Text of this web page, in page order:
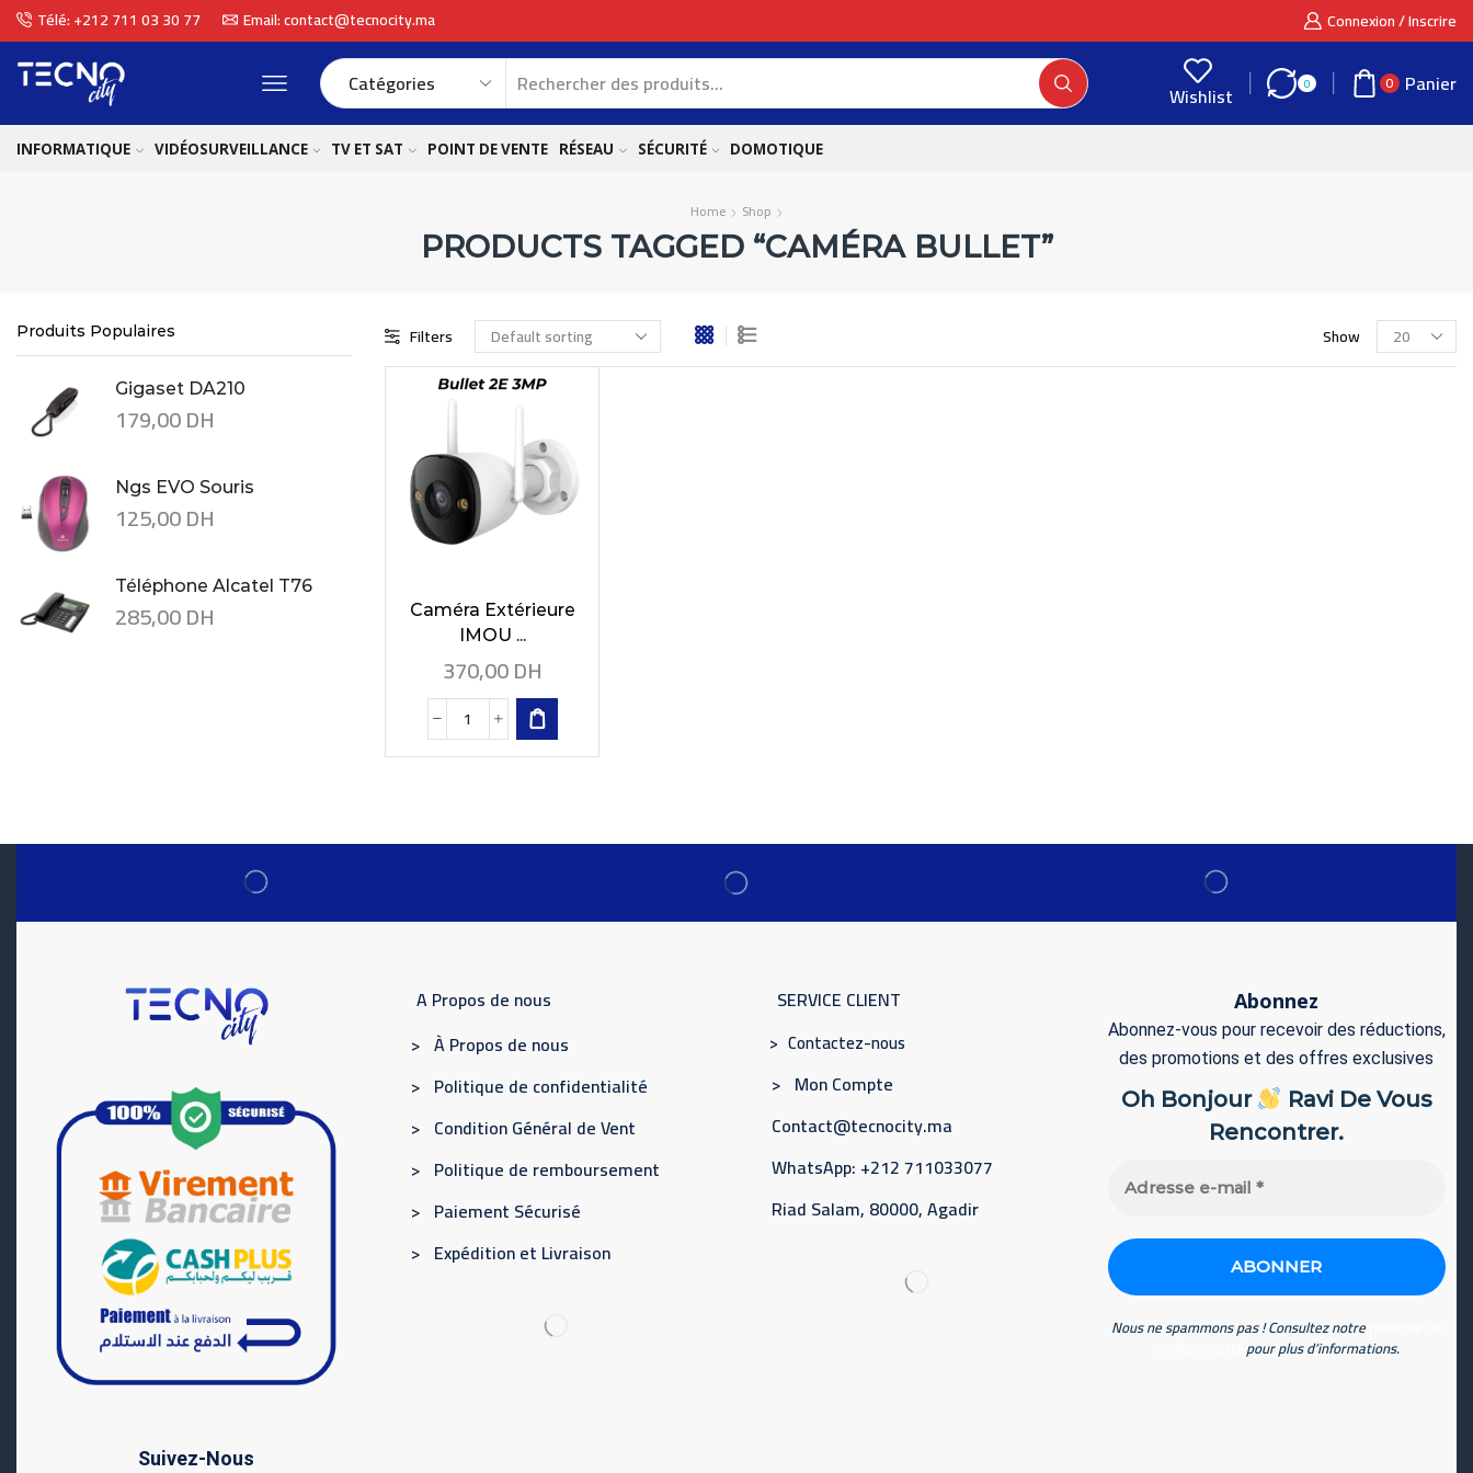
Télé: +212 711 03 30 77 Email: contact@tecnocity.ma Connexion / Inscrire
Wishlist 0 0 Panier
INFORMATIQUE VIDÉOSURVEILLANCE TV ET SAT POINT DE VENTE RÉSEAU SÉCURITÉ DOMOTIQUE
Home Shop
PRODUCTS TAGGED “CAMÉRA BULLET”
Filters Show
Caméra Extérieure
IMOU ...
370,00DH
Produits Populaires
Gigaset DA210
179,00DH
Ngs EVO Souris
125,00DH
Téléphone Alcatel T76
285,00DH
Suivez-Nous
A Propos de nous
> À Propos de nous
> Politique de confidentialité
> Condition Général de Vent
> Politique de remboursement
> Paiement Sécurisé
> Expédition et Livraison
SERVICE CLIENT
> Contactez-nous
> Mon Compte
Contact@tecnocity.ma
WhatsApp: +212 711033077
Riad Salam, 80000, Agadir
Abonnez
Abonnez-vous pour recevoir des réductions,
des promotions et des offres exclusives
Oh Bonjour
Ravi De Vous
Rencontrer.
Nous ne spammons pas ! Consultez notre
pour plus d’informations.